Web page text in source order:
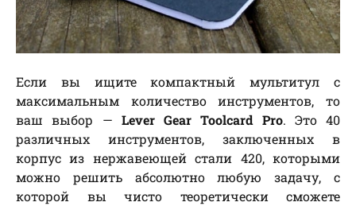
Если вы ищите компактный мультитул с
максимальным количество инструментов, то
ваш выбор — Lever Gear Toolcard Pro. Это 40
различных инструментов, заключенных в
корпус из нержавеющей стали 420, которыми
можно решить абсолютно любую задачу, с
которой вы чисто теоретически сможете